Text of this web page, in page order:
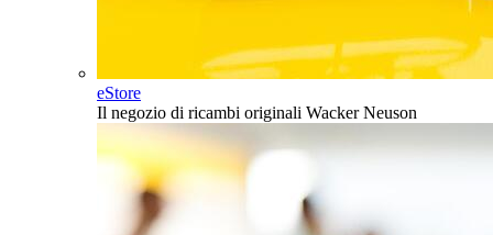
eStore
Il negozio di ricambi originali Wacker Neuson